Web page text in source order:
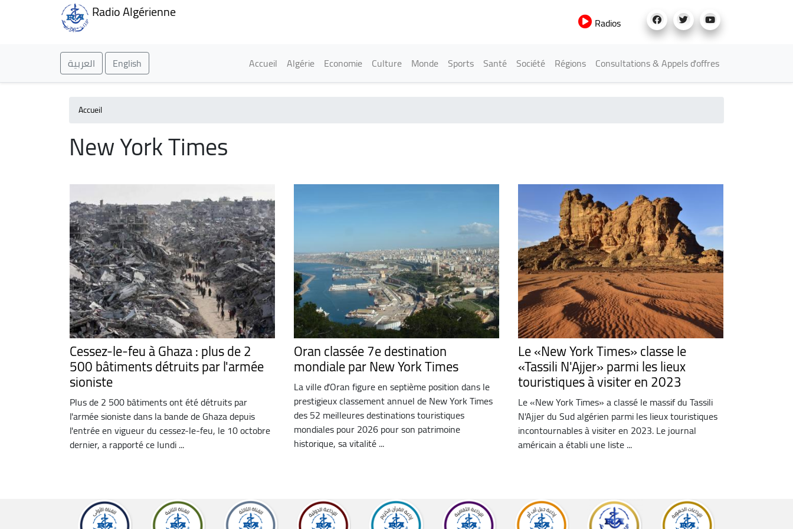
Radio Algérienne
Radios
العربية English Main navigation
Accueil Algérie Economie Culture Monde Sports Santé Société Régions Consultations & Appels d'offres
Accueil
New York Times
Cessez-le-feu à Ghaza : plus de 2
500 bâtiments détruits par l'armée
sioniste
Plus de 2 500 bâtiments ont été détruits par
l'armée sioniste dans la bande de Ghaza depuis
l'entrée en vigueur du cessez-le-feu, le 10 octobre
dernier, a rapporté ce lundi ...
Oran classée 7e destination
mondiale par New York Times
La ville d'Oran figure en septième position dans le
prestigieux classement annuel de New York Times
des 52 meilleures destinations touristiques
mondiales pour 2026 pour son patrimoine
historique, sa vitalité ...
Le «New York Times» classe le
«Tassili N'Ajjer» parmi les lieux
touristiques à visiter en 2023
Le «New York Times» a classé le massif du Tassili
N'Ajjer du Sud algérien parmi les lieux touristiques
incontournables à visiter en 2023. Le journal
américain a établi une liste ...